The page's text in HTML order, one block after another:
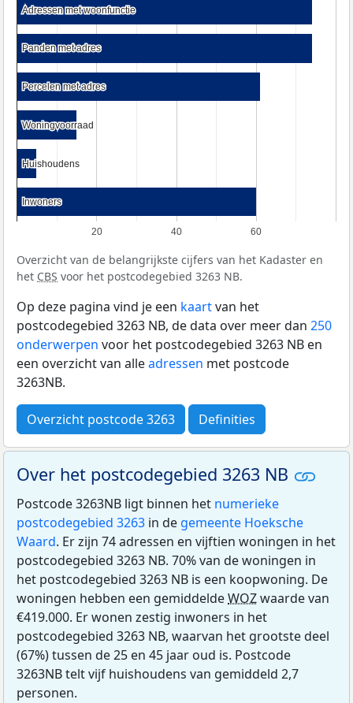
20 40 60
Adressen met woonfunctie
Adressen met woonfunctie
Panden met adres
Panden met adres
Percelen met adres
Percelen met adres
Woningvoorraad
Woningvoorraad
Huishoudens
Huishoudens
Inwoners
Inwoners
Overzicht van de belangrijkste cijfers van het Kadaster en
het CBS voor het postcodegebied 3263 NB.
Op deze pagina vind je een kaartvan het
postcodegebied 3263 NB, de data over meer dan 250
onderwerpen voor het postcodegebied 3263 NB en
een overzicht van alleadressen met postcode
3263NB.
Overzicht postcode 3263 Definities
Over het postcodegebied 3263 NB
Postcode 3263NB ligt binnen het numerieke
postcodegebied 3263 in de gemeente Hoeksche
Waard. Er zijn 74 adressen en vijftien woningen in het
postcodegebied 3263 NB. 70% van de woningen in
het postcodegebied 3263 NB is een koopwoning. De
woningen hebben een gemiddeldeWOZwaarde van
€419.000. Er wonen zestig inwoners in het
postcodegebied 3263 NB, waarvan het grootste deel
(67%) tussen de 25 en 45 jaar oud is. Postcode
3263NB telt vijf huishoudens van gemiddeld 2,7
personen.